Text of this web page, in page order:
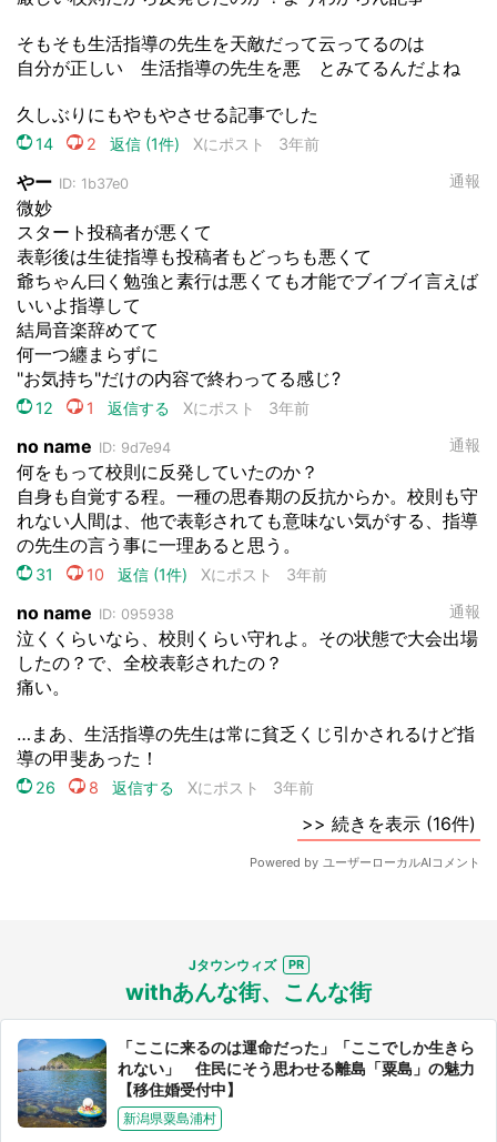
Jタウンウィズ
withあんな街、こんな街
「ここに来るのは運命だった」「ここでしか生きら
れない」 住民にそう思わせる離島「粟島」の魅力
【移住婚受付中】
新潟県粟島浦村